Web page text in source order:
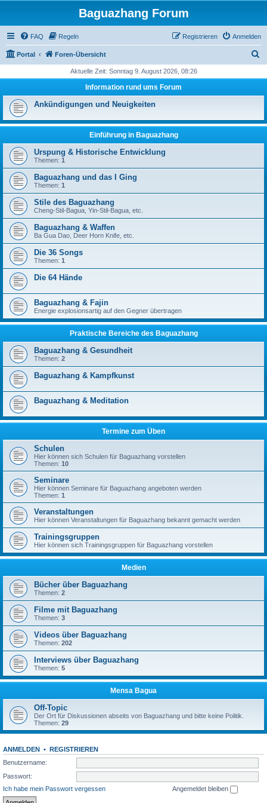
Baguazhang Forum
FAQ Regeln Anmelden
Registrieren
Portal Foren-Übersicht
h
Aktuelle Zeit: Sonntag 9. August 2026, 08:26
Information rund ums Forum
Ankündigungen und Neuigkeiten
Einführung in Baguazhang
Urspung & Historische Entwicklung
Themen: 1
Baguazhang und das I Ging
Themen: 1
Stile des Baguazhang
Cheng-Stil-Bagua, Yin-Stil-Bagua, etc.
Baguazhang & Waffen
Ba Gua Dao, Deer Horn Knife, etc.
Die 36 Songs
Themen: 1
Die 64 Hände
Baguazhang & Fajin
Energie explosionsartig auf den Gegner übertragen
Praktische Bereiche des Baguazhang
Baguazhang & Gesundheit
Themen: 2
Baguazhang & Kampfkunst
Baguazhang & Meditation
Termine zum Üben
Schulen
Hier können sich Schulen für Baguazhang vorstellen
Themen: 10
Seminare
Hier können Seminare für Baguazhang angeboten werden
Themen: 1
Veranstaltungen
Hier können Veranstaltungen für Baguazhang bekannt gemacht werden
Trainingsgruppen
Hier können sich Trainingsgruppen für Baguazhang vorstellen
Medien
Bücher über Baguazhang
Themen: 2
Filme mit Baguazhang
Themen: 3
Videos über Baguazhang
Themen: 202
Interviews über Baguazhang
Themen: 5
Mensa Bagua
Off-Topic
Der Ort für Diskussionen abseits von Baguazhang und bitte keine Politik.
Themen: 29
ANMELDEN • REGISTRIEREN
Benutzername:
Passwort:
Ich habe mein Passwort vergessen
Angemeldet bleiben